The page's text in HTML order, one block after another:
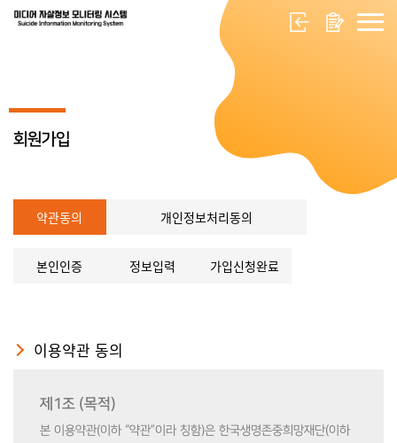
회원가입
약관동의 개인정보처리동의
본인인증 정보입력 가입신청완료
이용약관 동의
제1조 (목적)
본 이용약관(이하 “약관”이라 칭함)은 한국생명존중희망재단(이하